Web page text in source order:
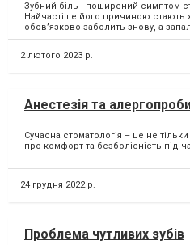
Зубний біль - поширений симптом
Найчастіше його причиною стають
обов’язково заболить знову, а
2 лютого 2023 р.
Анестезія та
Сучасна стоматологія – це не
про комфорт та безболісність під
24 грудня 2022 р.
Проблема чутливих зубів